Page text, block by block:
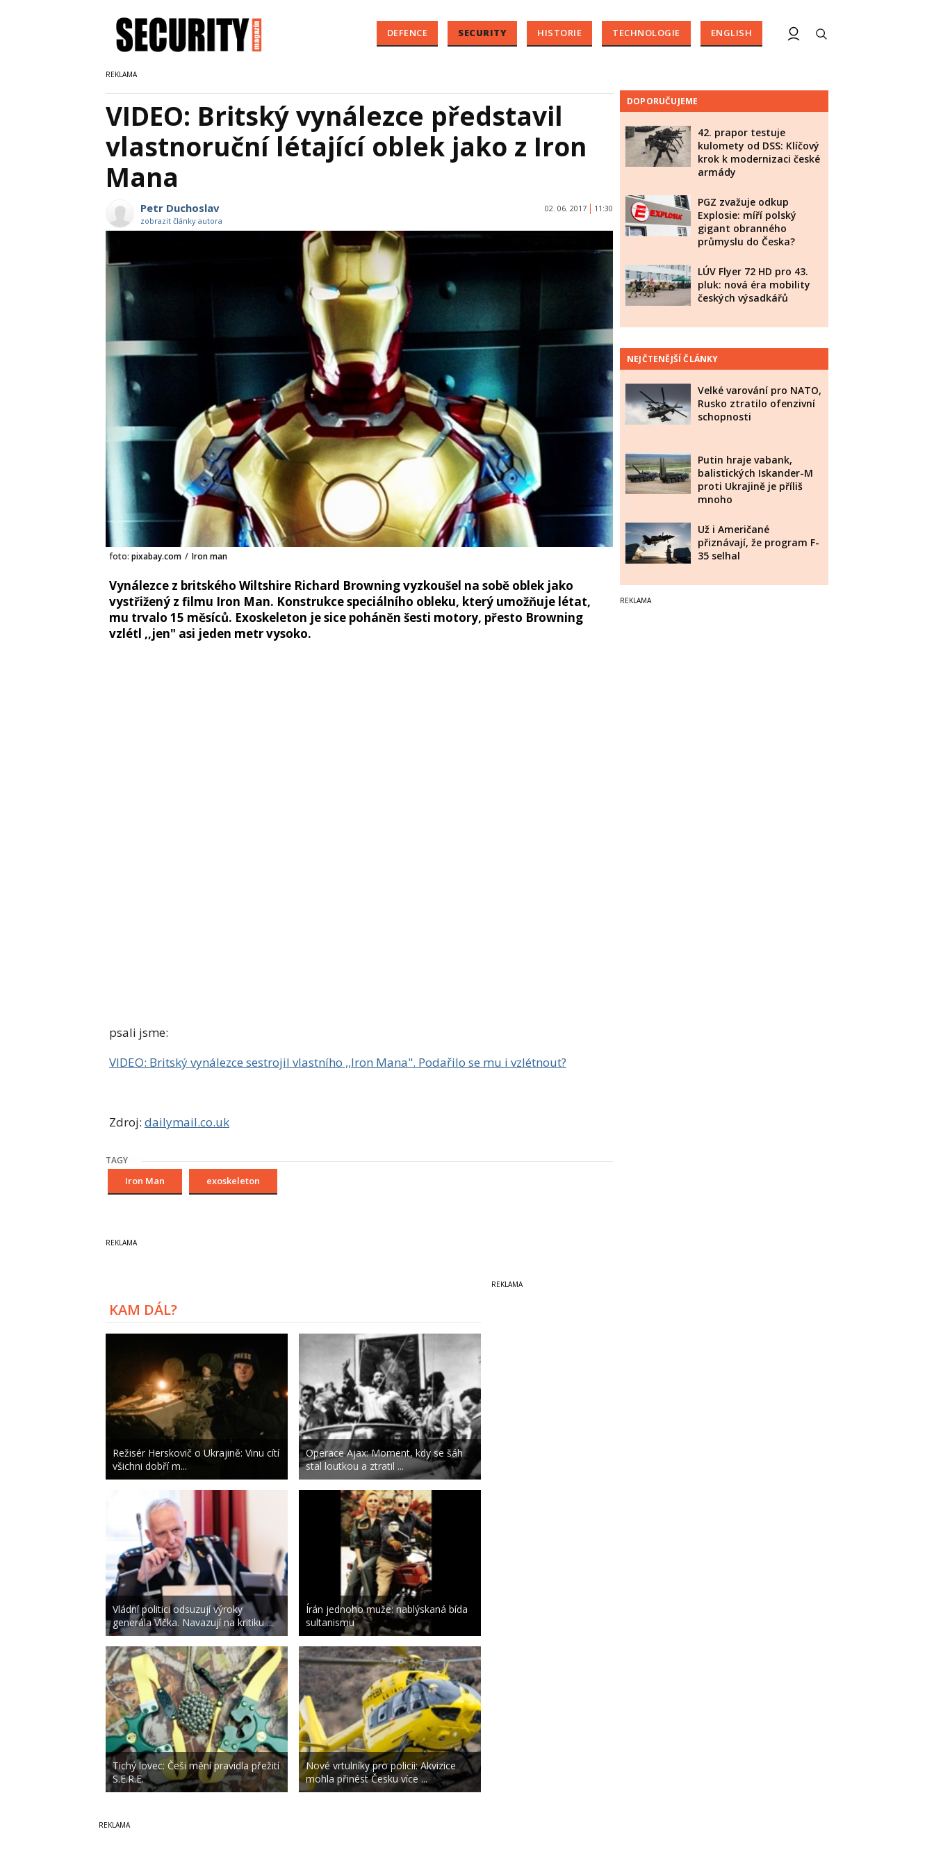
DEFENCE SECURITY HISTORIE TECHNOLOGIE ENGLISH
VIDEO: Britský vynálezce představil
vlastnoruční létající oblek jako z Iron
Mana
Petr Duchoslav
zobrazit články autora
02. 06. 2017 11:30
foto: pixabay.com / Iron man
Vynálezce z britského Wiltshire Richard Browning vyzkoušel na sobě oblek jako
vystřižený z filmu Iron Man. Konstrukce speciálního obleku, který umožňuje létat,
mu trvalo 15 měsíců. Exoskeleton je sice poháněn šesti motory, přesto Browning
vzlétl ,,jen" asi jeden metr vysoko.
psali jsme:
VIDEO: Britský vynálezce sestrojil vlastního ,,Iron Mana". Podařilo se mu i vzlétnout?
Zdroj: dailymail.co.uk
TAGY
Iron Man exoskeleton
DOPORUČUJEME
42. prapor testuje
kulomety od DSS: Klíčový
krok k modernizaci české
armády
PGZ zvažuje odkup
Explosie: míří polský
gigant obranného
průmyslu do Česka?
LÚV Flyer 72 HD pro 43.
pluk: nová éra mobility
českých výsadkářů
NEJČTENĚJŠÍ ČLÁNKY
Velké varování pro NATO,
Rusko ztratilo ofenzivní
schopnosti
Putin hraje vabank,
balistických Iskander-M
proti Ukrajině je příliš
mnoho
Už i Američané
přiznávají, že program F-
35 selhal
KAM DÁL?
Režisér Herskovič o Ukrajině: Vinu cítí
všichni dobří m...
Vládní politici odsuzují výroky
generála Vlčka. Navazují na kritiku ...
Tichý lovec: Češi mění pravidla přežití
S.E.R.E.
Operace Ajax: Moment, kdy se šáh
stal loutkou a ztratil ...
Írán jednoho muže: nablýskaná bída
sultanismu
Nové vrtulníky pro policii: Akvizice
mohla přinést Česku více ...